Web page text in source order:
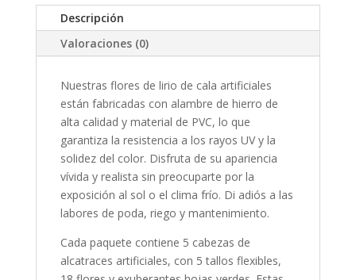
Descripción
Valoraciones (0)
Nuestras flores de lirio de cala artificiales
están fabricadas con alambre de hierro de
alta calidad y material de PVC, lo que
garantiza la resistencia a los rayos UV y la
solidez del color. Disfruta de su apariencia
vívida y realista sin preocuparte por la
exposición al sol o el clima frío. Di adiós a las
labores de poda, riego y mantenimiento.
Cada paquete contiene 5 cabezas de
alcatraces artificiales, con 5 tallos flexibles,